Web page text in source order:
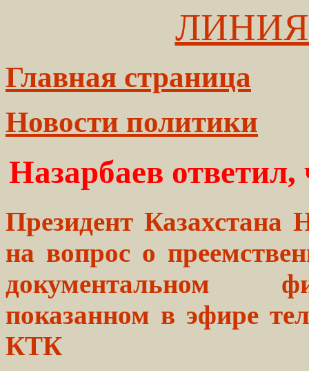
Главная страница
Новости политики
Назарбаев ответил,
Президент Казахстана
на вопрос о
документальном
показанном в эфире
КТК